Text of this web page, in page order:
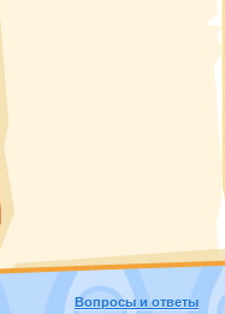
Вопросы и ответы